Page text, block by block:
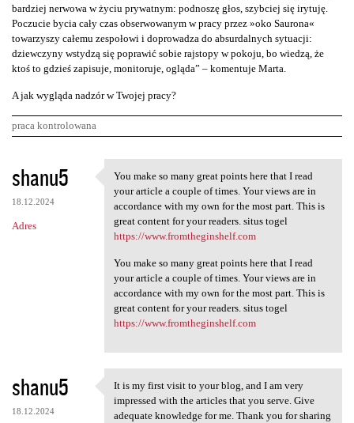
bardziej nerwowa w życiu prywatnym: podnoszę głos, szybciej się irytuję.
Poczucie bycia cały czas obserwowanym w pracy przez »oko Saurona«
towarzyszy całemu zespołowi i doprowadza do absurdalnych sytuacji:
dziewczyny wstydzą się poprawić sobie rajstopy w pokoju, bo wiedzą, że
ktoś to gdzieś zapisuje, monitoruje, ogląda” – komentuje Marta.
A jak wygląda nadzór w Twojej pracy?
praca kontrolowana
K
o
m
e
shanu5
18.12.2024
Adres
You make so many great points
You make so many great points here that I read
your article a couple of times. Your views are in
accordance with my own for the most part. This is
great content for your readers. situs togel
https://www.fromtheginshelf.com
You make so many great points here that I read
your article a couple of times. Your views are in
accordance with my own for the most part. This is
great content for your readers. situs togel
https://www.fromtheginshelf.com
shanu5
18.12.2024
It is my first visit to your
It is my first visit to your blog, and I am very
impressed with the articles that you serve. Give
adequate knowledge for me. Thank you for sharing